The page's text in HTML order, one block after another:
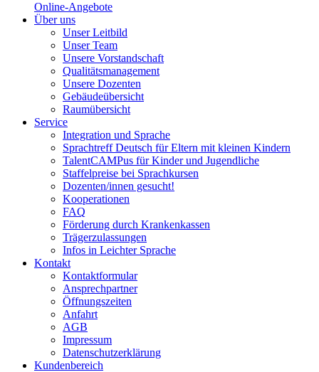
Online-Angebote
Über uns
Unser Leitbild
Unser Team
Unsere Vorstandschaft
Qualitätsmanagement
Unsere Dozenten
Gebäudeübersicht
Raumübersicht
Service
Integration und Sprache
Sprachtreff Deutsch für Eltern mit kleinen Kindern
TalentCAMPus für Kinder und Jugendliche
Staffelpreise bei Sprachkursen
Dozenten/innen gesucht!
Kooperationen
FAQ
Förderung durch Krankenkassen
Trägerzulassungen
Infos in Leichter Sprache
Kontakt
Kontaktformular
Ansprechpartner
Öffnungszeiten
Anfahrt
AGB
Impressum
Datenschutzerklärung
Kundenbereich